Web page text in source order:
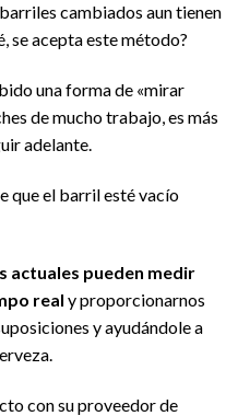
cambiados aun tienen
se acepta este método?
una forma de «mirar
de mucho trabajo, es más
adelante.
que el barril esté vacío
actuales pueden medir
real y proporcionarnos
y ayudándole a
con su proveedor de